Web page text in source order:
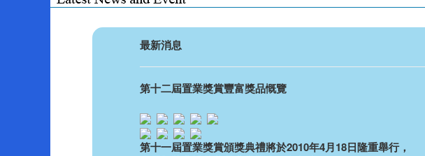
最新消息
第十二屆置業獎賞豐富獎品慨覽
第十一屆置業獎賞頒獎典禮將於2010年4月18日隆重舉行，